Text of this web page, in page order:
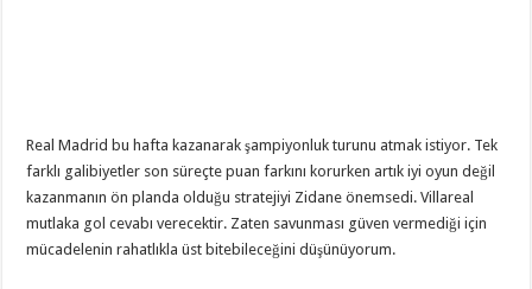
Real Madrid bu hafta kazanarak şampiyonluk turunu atmak istiyor. Tek
farklı galibiyetler son süreçte puan farkını korurken artık iyi oyun değil
kazanmanın ön planda olduğu stratejiyi Zidane önemsedi. Villareal
mutlaka gol cevabı verecektir. Zaten savunması güven vermediği için
mücadelenin rahatlıkla üst bitebileceğini düşünüyorum.